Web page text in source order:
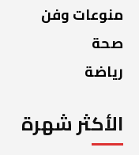
منوعات وفن
صحة
رياضة
الأكثر شهرة